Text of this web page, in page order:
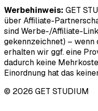
Werbehinweis: GET
über Affiliate-
sind Werbe-/Affiliate-
gekennzeichnet) –
erhalten wir ggf. eine
dadurch keine
Einordnung hat das
© 2026 GET STUDIUM